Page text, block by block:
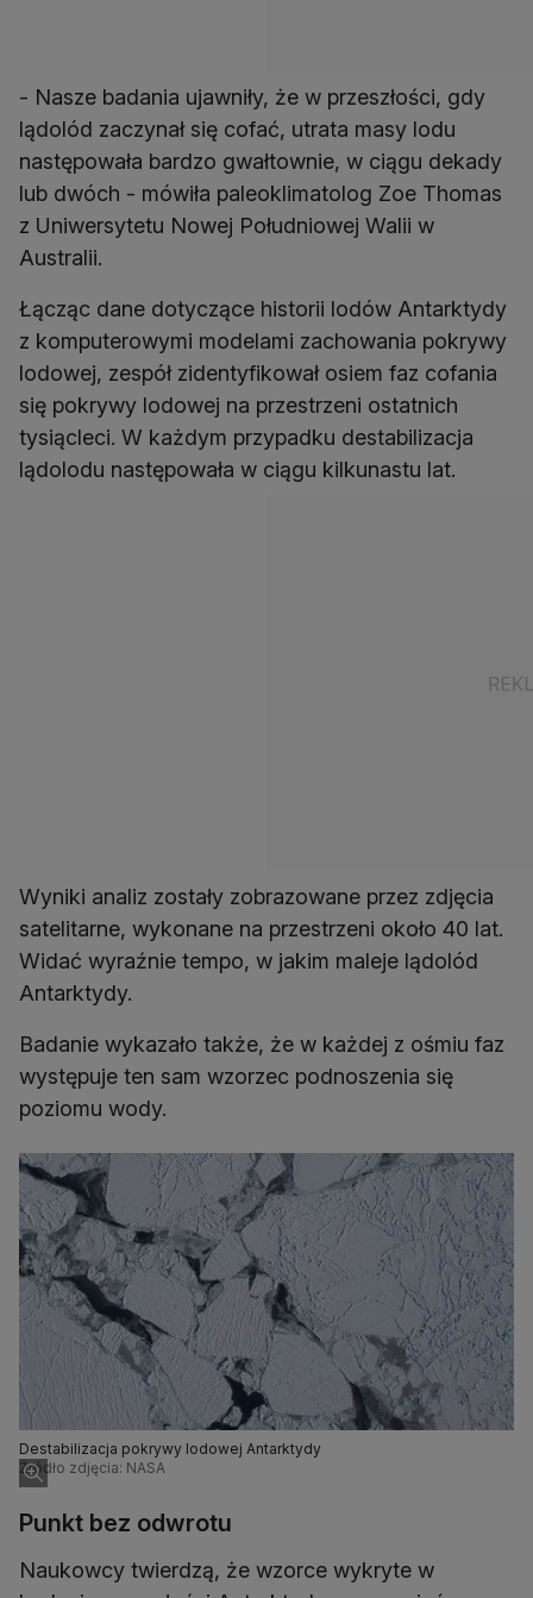
- Nasze badania ujawniły, że w przeszłości, gdy
lądolód zaczynał się cofać, utrata masy lodu
następowała bardzo gwałtownie, w ciągu dekady
lub dwóch - mówiła paleoklimatolog Zoe Thomas
z Uniwersytetu Nowej Południowej Walii w
Łącząc dane dotyczące historii lodów Antarktydy
z komputerowymi modelami zachowania pokrywy
lodowej, zespół zidentyfikował osiem faz cofania
się pokrywy lodowej na przestrzeni ostatnich
tysiącleci. W każdym przypadku destabilizacja
Wyniki analiz zostały zobrazowane przez zdjęcia
satelitarne, wykonane na przestrzeni około 40 lat.
Widać wyraźnie tempo, w jakim maleje lądolód
Antarktydy.
Badanie wykazało także, że w każdej z ośmiu faz
występuje ten sam wzorzec podnoszenia się
Destabilizacja pokrywy lodowej Antarktydy
Źródło zdjęcia: NASA
Punkt bez odwrotu
Naukowcy twierdzą, że wzorce wykryte w